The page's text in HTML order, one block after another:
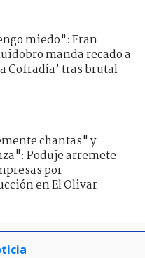
miedo": Fran
manda recado a
Cofradía’ tras brutal
chantas" y
Poduje arremete
por
en El Olivar